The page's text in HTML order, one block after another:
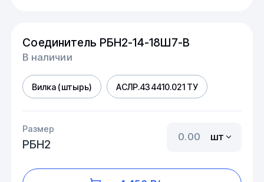
Соединитель РБН2-14-18Ш7-В
В наличии
Вилка (штырь) АСЛР.434410.021 ТУ
Размер
РБН2
шт